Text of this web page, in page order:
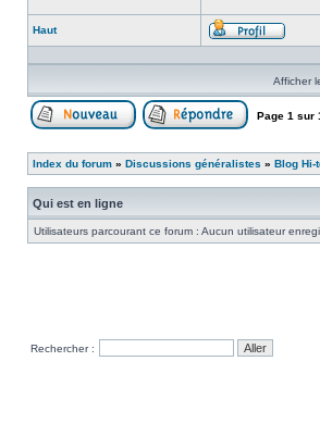
Haut
Profil
Afficher
Page 1 sur
Index du forum » Discussions généralistes » Blog Hi-
Qui est en ligne
Utilisateurs parcourant ce forum : Aucun utilisateur
Rechercher :